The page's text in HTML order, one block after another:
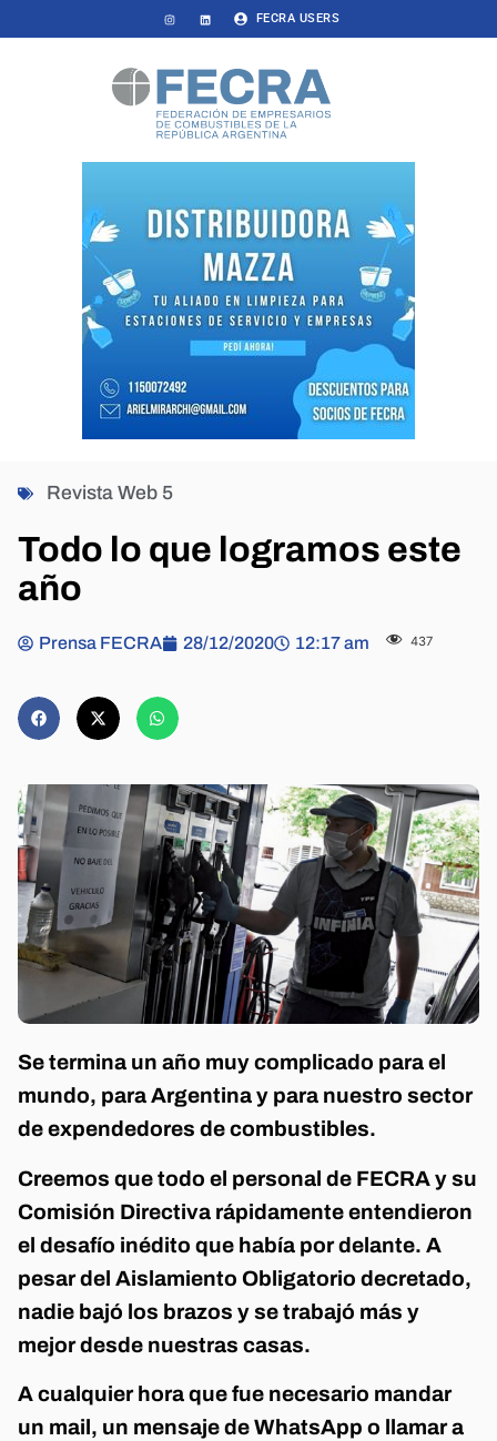
FECRA USERS
Revista Web 5
Todo lo que logramos este
año
Prensa FECRA 28/12/2020 12:17 am 437
Se termina un año muy complicado para el
mundo, para Argentina y para nuestro sector
de expendedores de combustibles.
Creemos que todo el personal de FECRA y su
Comisión Directiva rápidamente entendieron
el desafío inédito que había por delante. A
pesar del Aislamiento Obligatorio decretado,
nadie bajó los brazos y se trabajó más y
mejor desde nuestras casas.
A cualquier hora que fue necesario mandar
un mail, un mensaje de WhatsApp o llamar a